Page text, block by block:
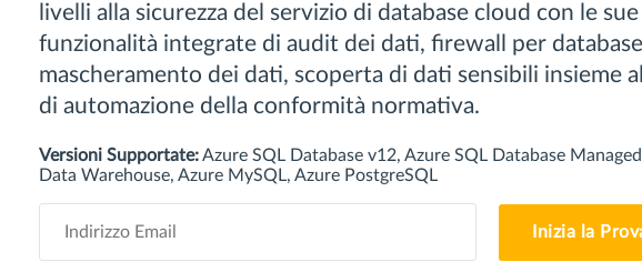
livelli alla sicurezza del servizio di database cloud con le sue
funzionalità integrate di audit dei dati, firewall per
mascheramento dei dati, scoperta di dati sensibili insieme
di automazione della conformità normativa.
Versioni Supportate:Azure SQL Database v12, Azure SQL Database
Data Warehouse, Azure MySQL, Azure PostgreSQL
Inizia la